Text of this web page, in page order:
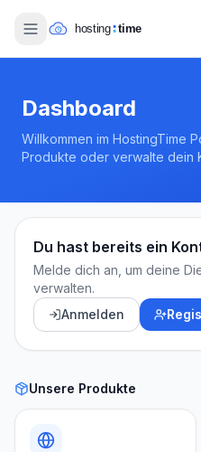
Dashboard
Willkommen im HostingTime
Produkte oder verwalte dein
Du hast bereits ein
Melde dich an, um deine
verwalten.
Anmelden
Unsere Produkte